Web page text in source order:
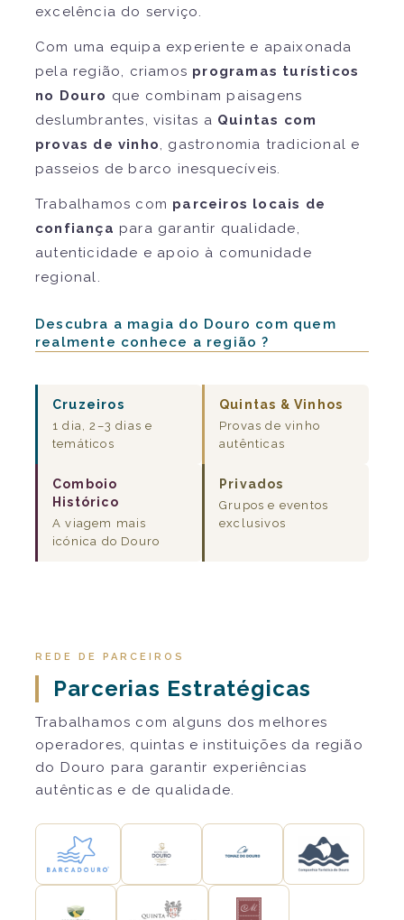
excelência do serviço.
Com uma equipa experiente e apaixonada
pela região, criamos programas turísticos
no Douro que combinam paisagens
deslumbrantes, visitas a Quintas com
provas de vinho, gastronomia tradicional e
passeios de barco inesquecíveis.
Trabalhamos com parceiros locais de
confiança para garantir qualidade,
autenticidade e apoio à comunidade
regional.
Descubra a magia do Douro com quem
realmente conhece a região ?
Cruzeiros
1 dia, 2–3 dias e
temáticos
Quintas & Vinhos
Provas de vinho
autênticas
Comboio
Histórico
A viagem mais
icónica do Douro
Privados
Grupos e eventos
exclusivos
REDE DE PARCEIROS
Parcerias Estratégicas
Trabalhamos com alguns dos melhores
operadores, quintas e instituições da região
do Douro para garantir experiências
autênticas e de qualidade.